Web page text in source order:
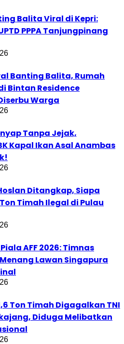
Balita Viral di Kepri:
PPPA Tanjungpinang
Banting Balita, Rumah
Bintan Residence
Warga
Tanpa Jejak,
Kapal Ikan Asal Anambas
Ditangkap, Siapa
Timah Ilegal di Pulau
AFF 2026: Timnas
Lawan Singapura
Ton Timah Digagalkan TNI
Diduga Melibatkan